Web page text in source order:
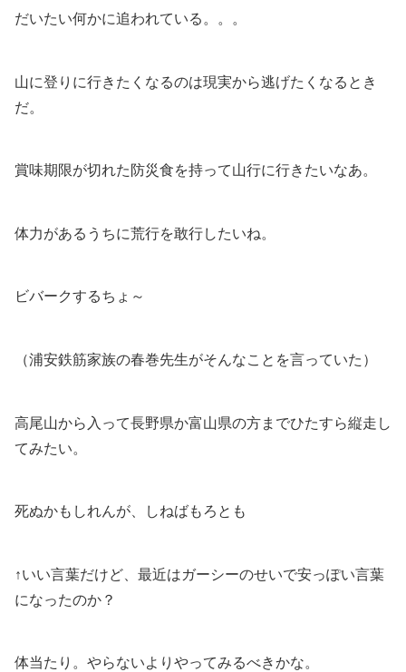
だいたい何かに追われている。。。
山に登りに行きたくなるのは現実から逃げたくなるとき
だ。
賞味期限が切れた防災食を持って山行に行きたいなあ。
体力があるうちに荒行を敢行したいね。
ビバークするちょ～
（浦安鉄筋家族の春巻先生がそんなことを言っていた）
高尾山から入って長野県か富山県の方までひたすら縦走し
てみたい。
死ぬかもしれんが、しねばもろとも
↑いい言葉だけど、最近はガーシーのせいで安っぽい言葉
になったのか？
体当たり。やらないよりやってみるべきかな。